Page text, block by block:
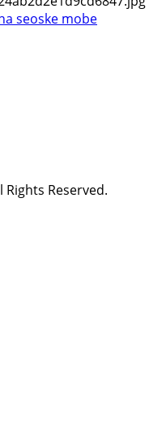
seoske mobe
Reserved.